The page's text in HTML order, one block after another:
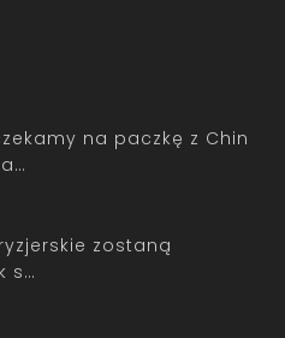
na paczkę z Chin
zostaną
s…